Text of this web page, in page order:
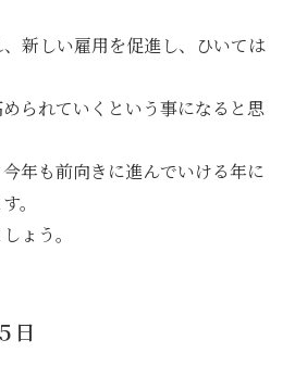
新しい雇用を促進し、ひいては
られていくという事になると思
年も前向きに進んでいける年に
。
ょう。
日